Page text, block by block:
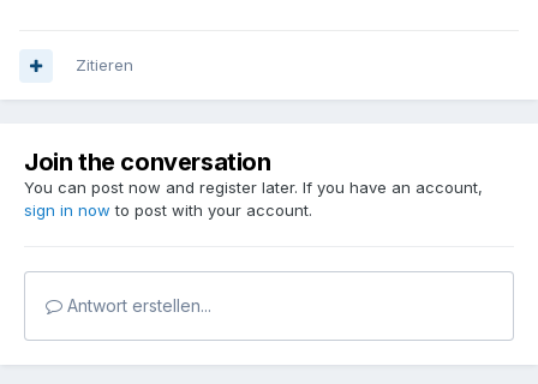
Zitieren
Join the conversation
You can post now and register later. If you have an account,
sign in now to post with your account.
Antwort erstellen...